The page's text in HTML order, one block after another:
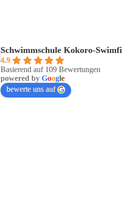
Schwimmschule Kokoro-
4.9
Basierend auf 109 Bewertungen
powered byGoogle
bewerte uns auf